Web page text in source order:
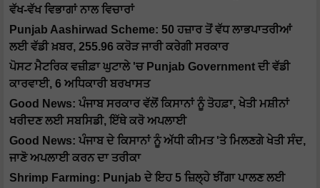
ਵੱਖ-ਵੱਖ ਵਿਭਾਗਾਂ ਨਾਲ ਵਿਚਾਰਾਂ
Punjab Aashirwad Scheme: 50 ਹਜ਼ਾਰ ਤੋਂ ਵੱਧ ਲਾਭਪਾਤਰੀਆਂ
ਲਈ ਵੱਡੀ ਖ਼ਬਰ, 255.96 ਕਰੋੜ ਜਾਰੀ ਕਰੇਗੀ ਸਰਕਾਰ
ਪੋਸਟ ਮੈਟਰਿਕ ਵਜ਼ੀਫ਼ਾ ਘੁਟਾਲੇ 'ਚ Punjab Government ਦੀ ਵੱਡੀ
ਕਾਰਵਾਈ, 6 ਅਧਿਕਾਰੀ ਬਰਖਾਸਤ
Good News: ਪੰਜਾਬ ਸਰਕਾਰ ਵੱਲੋਂ ਕਿਸਾਨਾਂ ਨੂੰ ਤੋਹਫ਼ਾ, ਖੇਤੀ ਮਸ਼ੀਨਾਂ
ਖਰੀਦਣ ਲਈ ਸਬਸਿਡੀ, ਇੱਥੇ ਕਰੋ ਅਪਲਾਈ
Good News: ਪੰਜਾਬ ਦੇ ਕਿਸਾਨਾਂ ਨੂੰ ਅੱਧੀ ਕੀਮਤ 'ਤੇ ਮਿਲਣਗੇ ਖੇਤੀ ਸੰਦ,
ਜਾਣੋ ਅਪਲਾਈ ਕਰਨ ਦਾ ਤਰੀਕਾ
Shrimp Farming: Punjab ਦੇ ਇਹ 5 ਜ਼ਿਲ੍ਹੇ ਝੀਂਗਾ ਪਾਲਣ ਲਈ